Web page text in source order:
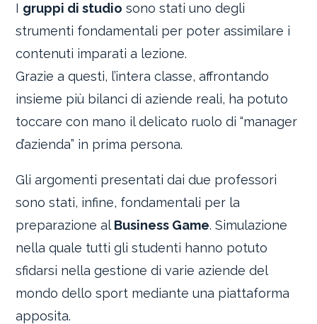
I gruppi di studio sono stati uno degli
strumenti fondamentali per poter assimilare i
contenuti imparati a lezione.
Grazie a questi, l’intera classe, affrontando
insieme più bilanci di aziende reali, ha potuto
toccare con mano il delicato ruolo di “manager
d’azienda” in prima persona.
Gli argomenti presentati dai due professori
sono stati, infine, fondamentali per la
preparazione al Business Game. Simulazione
nella quale tutti gli studenti hanno potuto
sfidarsi nella gestione di varie aziende del
mondo dello sport mediante una piattaforma
apposita.